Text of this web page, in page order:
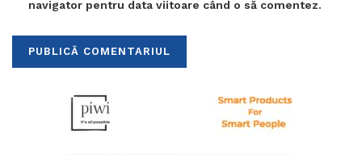
navigator pentru data viitoare când o să comentez.